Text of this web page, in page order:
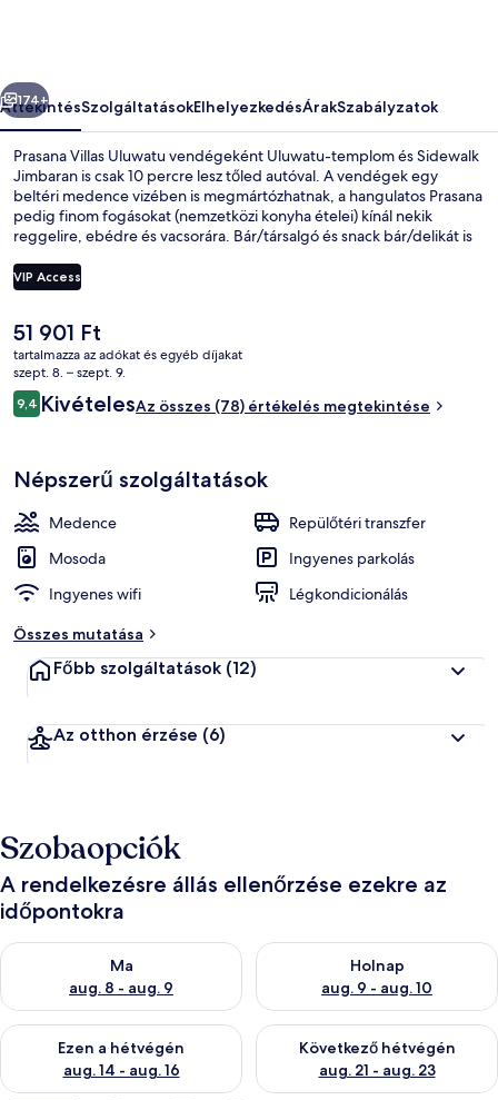
Következő
174+
ÁttekintésSzolgáltatásokElhelyezkedésÁrakSzabályzatok
Prasana Villas Uluwatu vendégeként Uluwatu-templom és Sidewalk
Jimbaran is csak 10 percre lesz tőled autóval. A vendégek egy
beltéri medence vizében is megmártózhatnak, a hangulatos Prasana
pedig finom fogásokat (nemzetközi konyha ételei) kínál nekik
reggelire, ebédre és vacsorára. Bár/társalgó és snack bár/delikát is
privát medencék és mély merülőkádak gondoskodik.
VIP Access
A
jelenlegi
ár
51 901 Ft
51 901 Ft
tartalmazza az adókat és egyéb díjakat
szept. 8. – szept. 9.
Értékelések
9,49,4 ennyiből: 10
KivételesAz összes (78) értékelés megtekintése
Népszerű szolgáltatások
Medence
Repülőtéri transzfer
Mosoda
Ingyenes parkolás
Ingyenes wifi
Légkondicionálás
Összes mutatása
Főbb szolgáltatások (12)
Az otthon érzése (6)
Szobaopciók
A rendelkezésre állás ellenőrzése ezekre az
időpontokra
Ma
aug. 8 - aug. 9
A ma esti rendelkezésre állás ellenőrzése: aug. 8 - aug. 9
Holnap
aug. 9 - aug. 10
A holnapi rendelkezésre állás
Ezen a hétvégén
aug. 14 - aug. 16
A mostani hétvégi rendelkezésre állás ellenőrzése: aug. 14 -
Következő hétvégén
aug. 21 - aug. 23
A következő hétvégi